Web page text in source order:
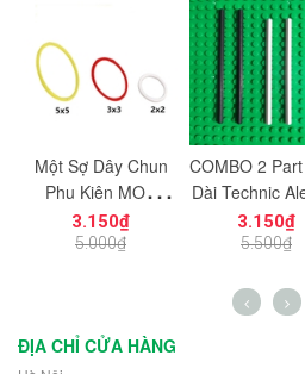
Một Sợ Dây Chun
Phụ Kiện MOC
Technic NO.1419 -
Đồ Chơi Lắp Ráp
3.150₫
5.000₫
COMBO 2
Dài Technic
12 NO.915 -
Kiện MOC
3708
3.150₫
5.500₫
ĐỊA CHỈ CỬA HÀNG